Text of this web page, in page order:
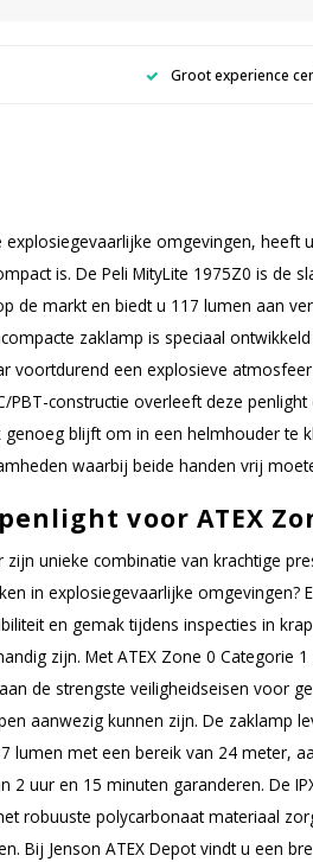
Groot experience
omgevingen, heeft
is. De Peli MityLite 1975Z0 is de
de markt en biedt u 117 lumen aan
zaklamp is speciaal
voortdurend een explosieve
PBT-constructie overleeft deze
blijft om in een helmhouder te
waarbij beide handen vrij
voor ATEX
unieke combinatie van krachtige
in explosiegevaarlijke omgevingen?
en gemak tijdens inspecties in
zijn. Met ATEX Zone 0 Categorie 1
de strengste veiligheidseisen voor
aanwezig kunnen zijn. De zaklamp
lumen met een bereik van 24 meter,
2 uur en 15 minuten garanderen. De
robuuste polycarbonaat materiaal
Bij Jenson ATEX Depot vindt u een